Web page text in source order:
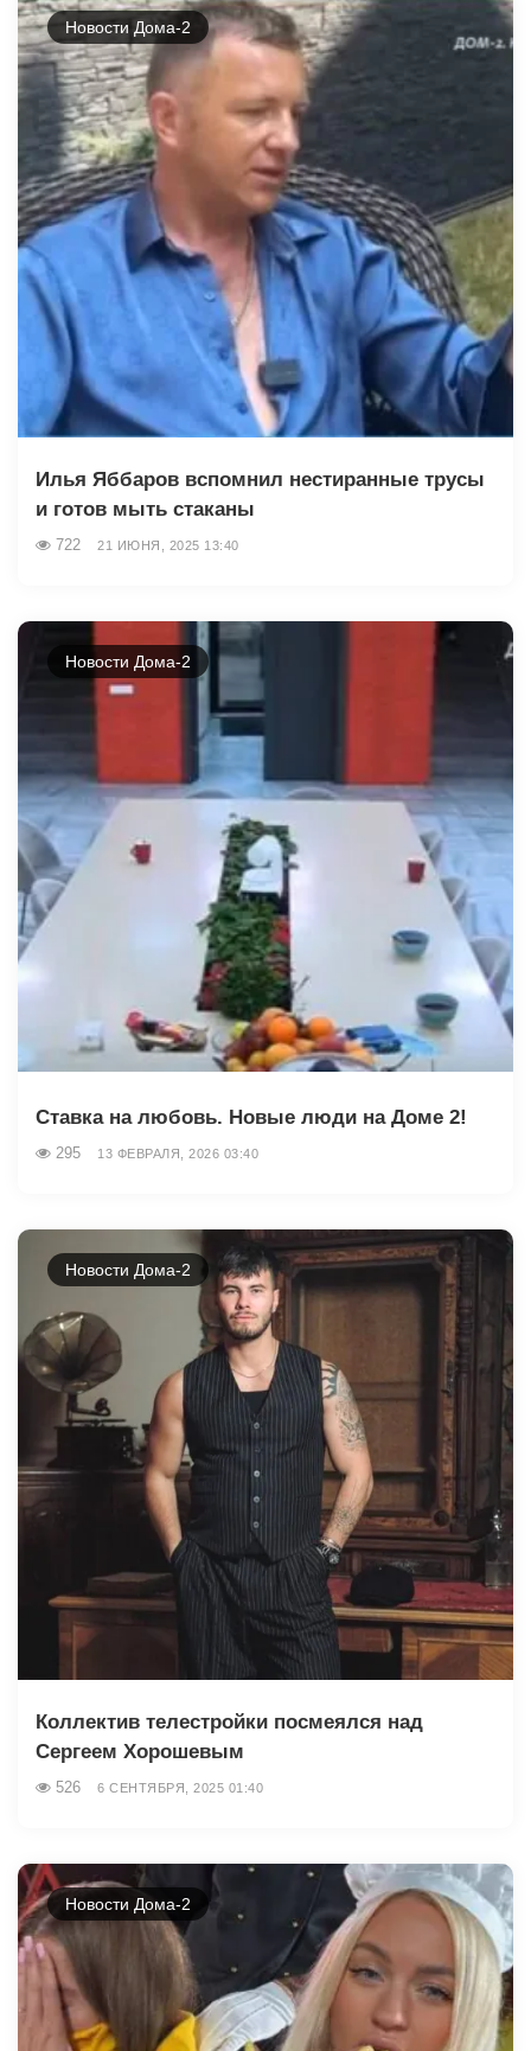
Новости Дома-2
Илья Яббаров вспомнил нестиранные трусы
и готов мыть стаканы
722 21 ИЮНЯ, 2025 13:40
Новости Дома-2
Ставка на любовь. Новые люди на Доме 2!
295 13 ФЕВРАЛЯ, 2026 03:40
Новости Дома-2
Коллектив телестройки посмеялся над
Сергеем Хорошевым
526 6 СЕНТЯБРЯ, 2025 01:40
Новости Дома-2